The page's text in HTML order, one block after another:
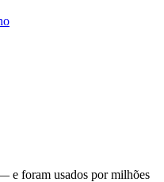
e foram usados por milhões